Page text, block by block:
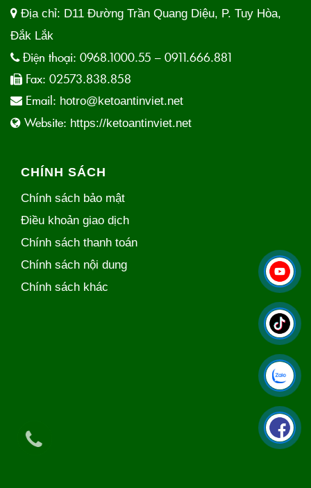
Địa chỉ: D11 Đường Trần Quang Diệu, P. Tuy Hòa,
Đắk Lắk
Điện thoại: 0968.1000.55 – 0911.666.881
Fax: 02573.838.858
Email: hotro@ketoantinviet.net
Website: https://ketoantinviet.net
CHÍNH SÁCH
Chính sách bảo mật
Điều khoản giao dịch
Chính sách thanh toán
Chính sách nội dung
Chính sách khác